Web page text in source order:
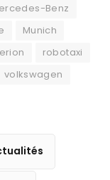
Benz
Munich
robotaxi
volkswagen